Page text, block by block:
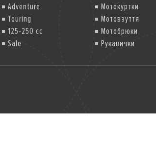
Adventure
Touring
125-250 cc
Sale
Мотокуртки
Мотовзуття
Мотобрюки
Рукавички